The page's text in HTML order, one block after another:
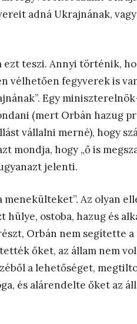
adná Ukrajnának,
ezt teszi. Annyi történik,
vélhetően fegyverek is
Egy
(mert Orbán hazug
vállalni merné), hogy
hogy „ő is
jelenti.
menekülteket”. Az olyan
ostoba, hazug és
Orbán nem segítette
őket, az állam nem
a lehetőséget,
és alárendelte őket az